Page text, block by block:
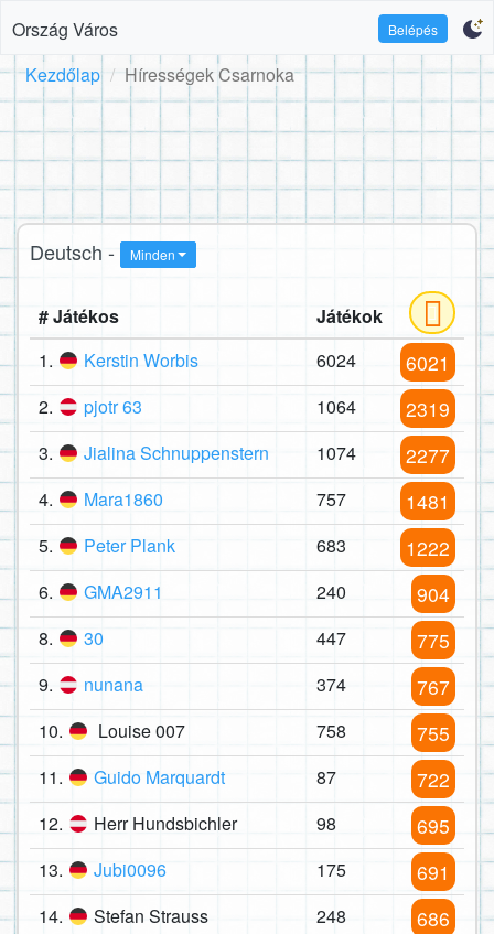
Ország Város Belépés
Kezdőlap Hírességek Csarnoka
Deutsch - Minden
# Játékos
Játékok
1.
Kerstin Worbis 6024 6021
2. pjotr 63 1064 2319
3. Jialina Schnuppenstern 1074 2277
4. Mara1860 757 1481
5. Peter Plank 683 1222
6. GMA2911 240 904
8. 30 447 775
9. nunana 374 767
10. Louise 007 758 755
11. Guido Marquardt 87 722
12. Herr Hundsbichler 98 695
13. Jubi0096 175 691
14. Stefan Strauss 248 686